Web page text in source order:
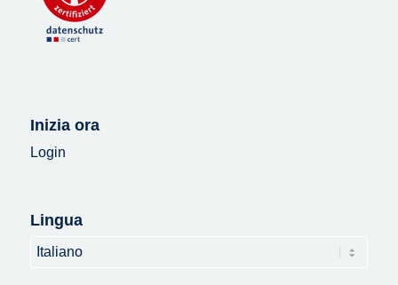
Inizia ora
Login
Lingua